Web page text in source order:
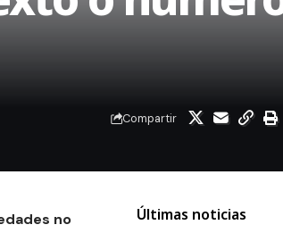
Compartir
no
Últimas noticias